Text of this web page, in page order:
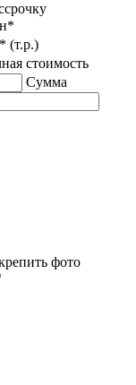
(т.р.)
стоимость
Сумма
фото